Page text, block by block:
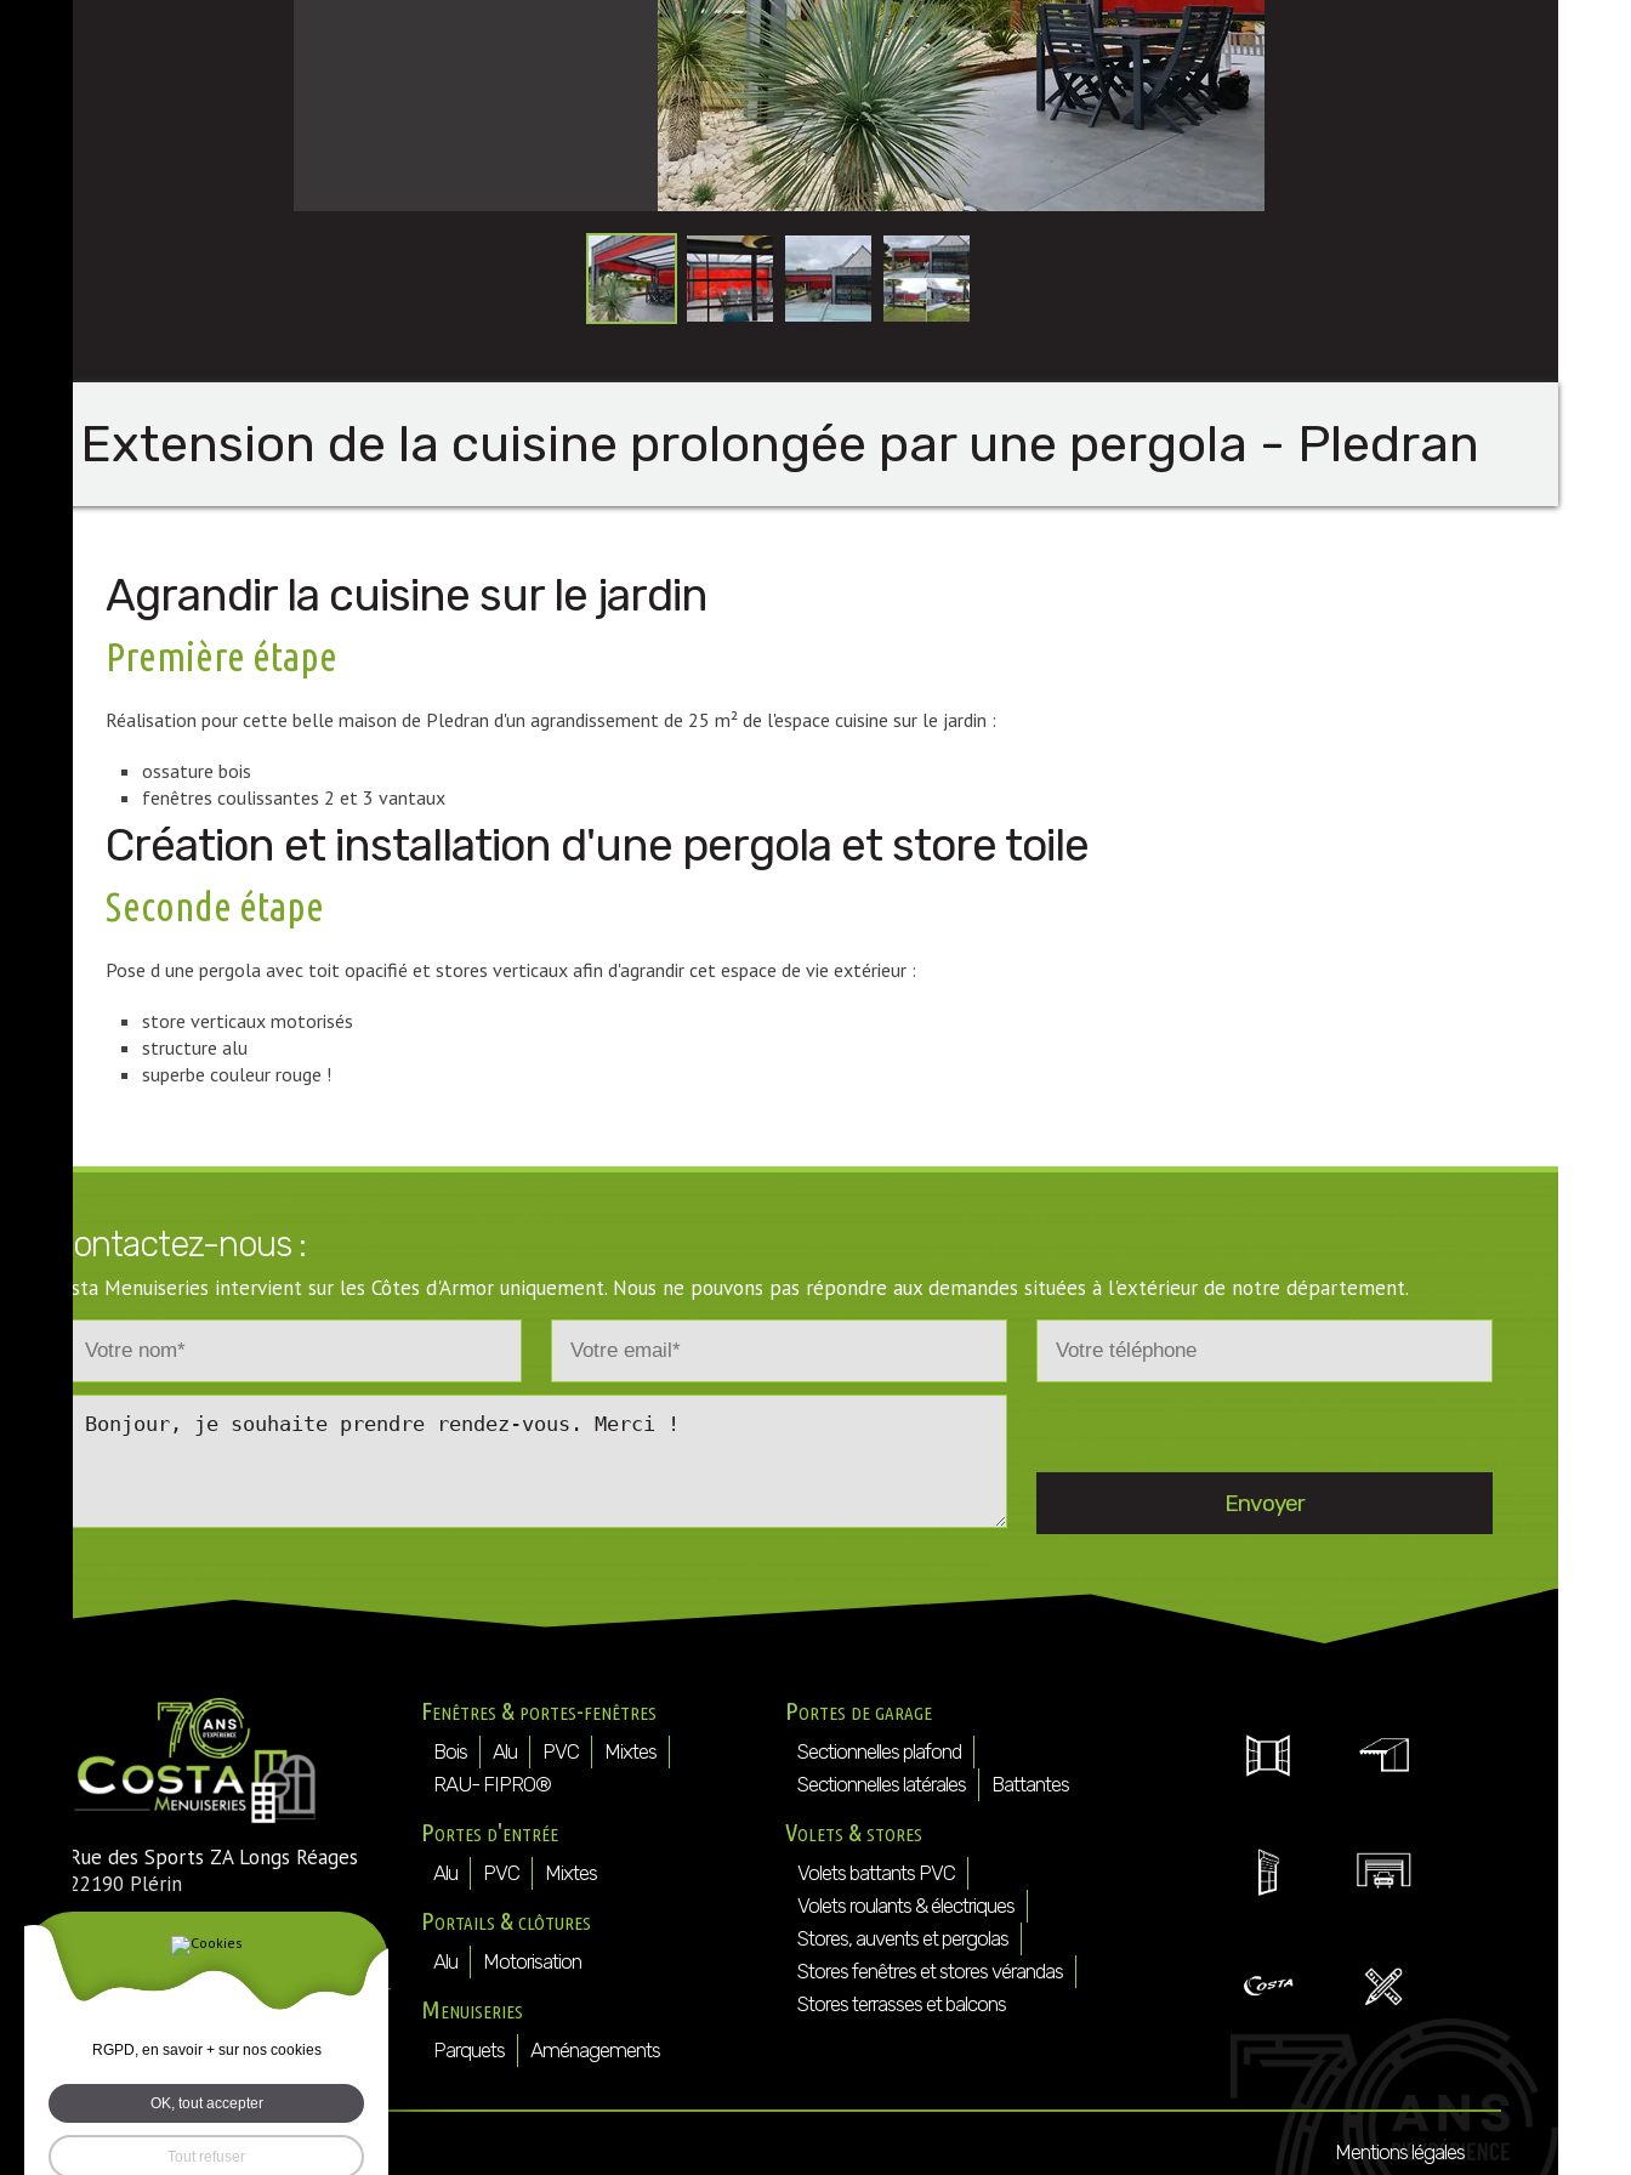
Extension de la cuisine prolongée par une pergola - Pledran
Agrandir la cuisine sur le jardin
Première étape
Réalisation pour cette belle maison de Pledran d'un agrandissement de 25 m² de l'espace cuisine sur le jardin :
ossature bois
fenêtres coulissantes 2 et 3 vantaux
Création et installation d'une pergola et store toile
Seconde étape
Pose d une pergola avec toit opacifié et stores verticaux afin d'agrandir cet espace de vie extérieur :
store verticaux motorisés
structure alu
superbe couleur rouge !
Contactez-nous :
Costa Menuiseries intervient sur les Côtes d'Armor uniquement. Nous ne pouvons pas répondre aux demandes situées à l'extérieur de notre département.
Rue des Sports ZA Longs Réages
22190 Plérin
Tél. : 02 96 74 54 30
Fax : 02 96 74 73 25
Mail :direction@costa-menuiseries-
Fenêtres & portes-fenêtres
Bois Alu PVC
Mixtes
RAU- FIPRO®
Portes d'entrée
Alu PVC Mixtes
Portails & clôtures
Alu Motorisation
Menuiseries
Parquets Aménagements
Portes de garage
Sectionnelles plafond
Sectionnelles latérales
Battantes
Volets & stores
Volets battants PVC
Volets roulants & électriques
Stores, auvents et pergolas
Stores fenêtres et stores vérandas
Stores terrasses et balcons
Mentions légales
RGPD, en savoir + sur nos cookies
OK, tout accepter
Tout refuser